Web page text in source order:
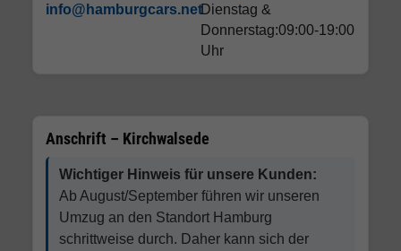
info@hamburgcars.netDienstag &
Donnerstag:09:00-19:00
Uhr
Anschrift – Kirchwalsede
Wichtiger Hinweis für unsere Kunden:
Ab August/September führen wir unseren
Umzug an den Standort Hamburg
schrittweise durch. Daher kann sich der